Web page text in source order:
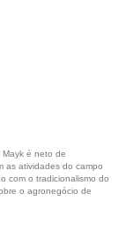
é neto de
as atividades do campo
com o tradicionalismo do
o agronegócio de